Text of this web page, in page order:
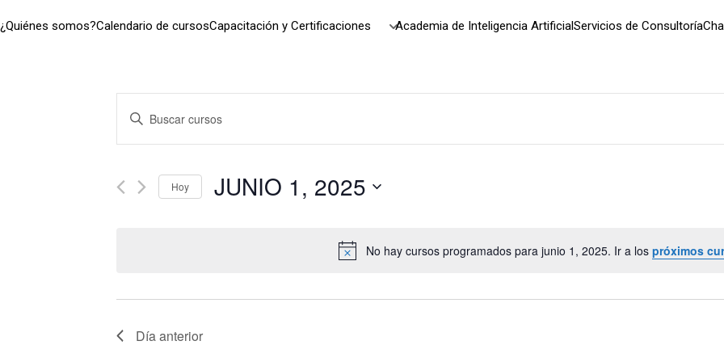
¿Quiénes somos?Calendario de cursosCapacitación y Certificaciones Academia de Inteligencia ArtificialServicios de Consultoría
No hay cursos programados para junio 1, 2025. Ir a los próximos
Navegación
de
búsqueda
de
Cursos
Introduce
Busca
Hoy JUNIO 1, 2025
Día anterior